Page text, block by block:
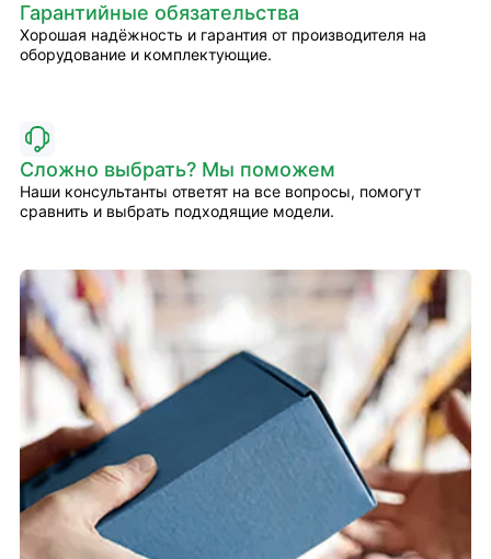
Гарантийные обязательства
Хорошая надёжность и гарантия от производителя на
оборудование и комплектующие.
Сложно выбрать? Мы поможем
Наши консультанты ответят на все вопросы, помогут
сравнить и выбрать подходящие модели.